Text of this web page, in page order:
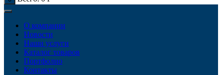
О компании
Новости
Наши услуги
Каталог товаров
Портфолио
Контакты